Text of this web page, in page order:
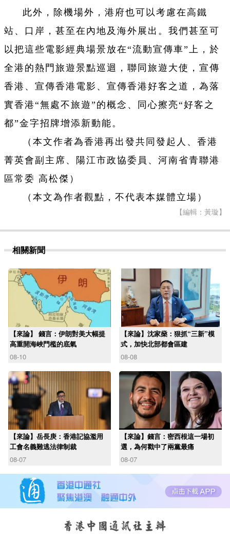
此外，除機場外，港府也可以考慮在高鐵
站、口岸，甚至在內地及海外展出。我們甚至可
以把這些電影經典場景放在“流動宣傳車”上，於
全港的熱門旅遊景點巡迴，聯同旅遊大使，宣傳
香港、宣傳香港電影、宣傳香港好客之道，為落
實香港“無處不旅遊”的概念、同心擦亮“好客之
都”金字招牌增添新動能。
（本文作者為香港再出發共同發起人、香港
菁英會副主席、陽江市政協委員、河南省青聯港
區常委 高松傑）
（本文為作者觀點，不代表本媒體立場）
【編輯：黃璇】
相關新聞
【來論】 錢言：伊朗對美大幅提
高重開海峽門檻的底氣
08-10
【來論】沈家燊：狠抓“三新”模
式，加快北部都會區建
08-08
【來論】岳長庚：香港記協濫用
工會名義難逃法律制裁
08-07
【來論】錢言：密西根這一場初
選，為何戳中了兩黨最痛
08-07